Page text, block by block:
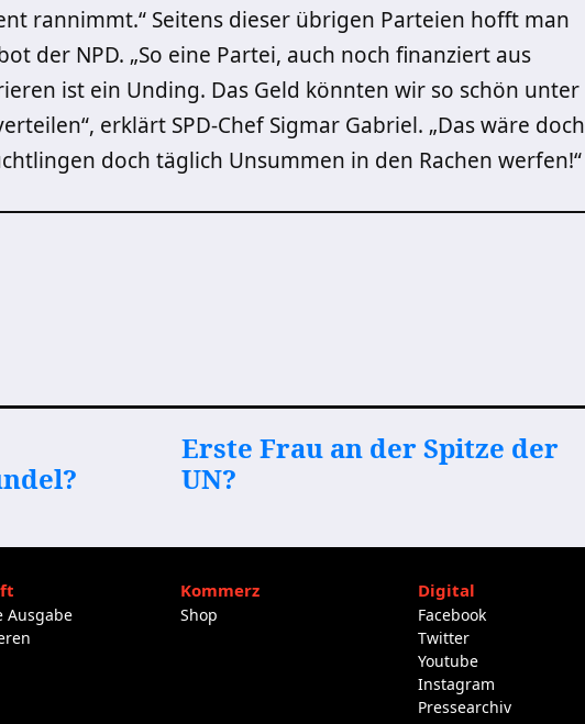
rannimmt.“ Seitens dieser übrigen Parteien hofft man
der NPD. „So eine Partei, auch noch finanziert aus
ist ein Unding. Das Geld könnten wir so schön unter
erklärt SPD-Chef Sigmar Gabriel. „Das wäre doch
doch täglich Unsummen in den Rachen werfen!“
Erste Frau an der Spitze der
UN?
Ausgabe
Kommerz
Shop
Digital
Facebook
Twitter
Youtube
Instagram
Pressearchiv